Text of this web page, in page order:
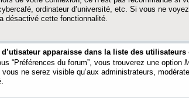
ordinateur d’université, etc. Si vous ne
désactivé cette fonctionnalité.
apparaisse dans la liste des
“Préférences du forum”, vous trouverez une option
vous ne serez visible qu’aux administrateurs,